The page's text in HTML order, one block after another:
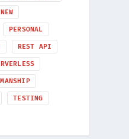
NEW
PERSONAL
REST API
TESTING